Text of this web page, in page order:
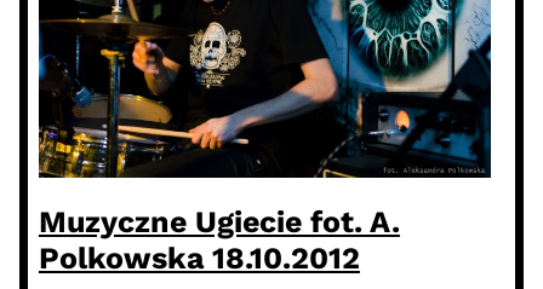
Muzyczne Ugiecie fot. A.
Polkowska 18.10.2012